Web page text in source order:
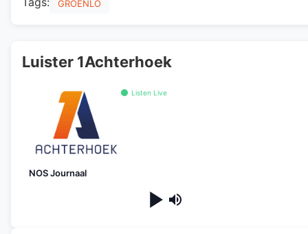
GROENLO
Luister 1Achterhoek
Listen Live
NOS Journaal